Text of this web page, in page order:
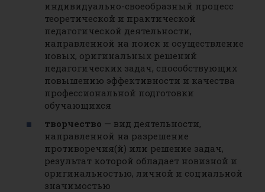
индивидуально-своеобразный процесс
теоретической и практической
педагогической деятельности,
направленной на поиск и осуществление
новых, оригинальных решений
педагогических задач, способствующих
повышению эффективности и качества
профессиональной подготовки
обучающихся
творчество — вид деятельности,
направленной на разрешение
противоречия(й) или решение задач,
результат которой обладает новизной и
оригинальностью, личной и социальной
значимостью